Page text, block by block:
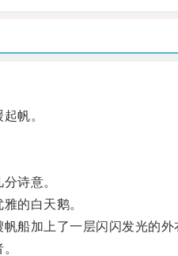
帆。
诗意。
的白天鹅。
加上了一层闪闪发光的外